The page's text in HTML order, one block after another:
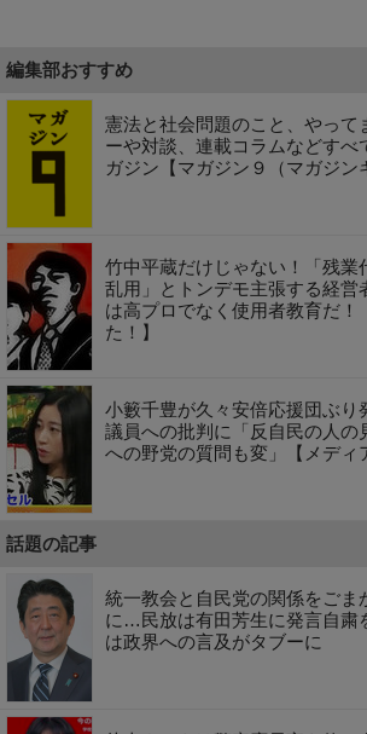
編集部おすすめ
憲法と社会問題のこと、やって
ーや対談、連載コラムなどすべ
ガジン【マガジン９（マガジン
竹中平蔵だけじゃない！「残業
乱用」とトンデモ主張する経営
は高プロでなく使用者教育だ！
た！】
小籔千豊が久々安倍応援団ぶり
議員への批判に「反自民の人の
への野党の質問も変」【メディ
話題の記事
統一教会と自民党の関係をごま
に…民放は有田芳生に発言自粛
は政界への言及がタブーに